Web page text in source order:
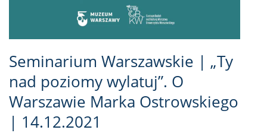
Seminarium Warszawskie | „Ty
nad poziomy wylatuj”. O
Warszawie Marka Ostrowskiego
| 14.12.2021